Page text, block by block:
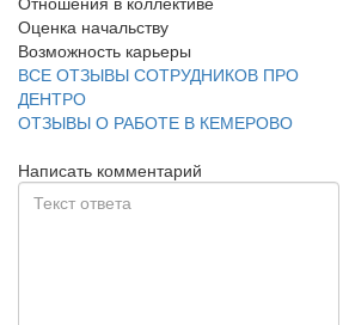
Оценка начальству
Возможность карьеры
ВСЕ ОТЗЫВЫ СОТРУДНИКОВ ПРО
ДЕНТРО
ОТЗЫВЫ О РАБОТЕ В КЕМЕРОВО
Написать комментарий